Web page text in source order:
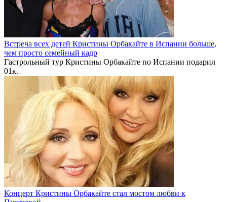
Встреча всех детей Кристины Орбакайте в Испании больше,
чем просто семейный кадр
Гастрольный тур Кристины Орбакайте по Испании подарил
01к.
Концерт Кристины Орбакайте стал мостом любви к